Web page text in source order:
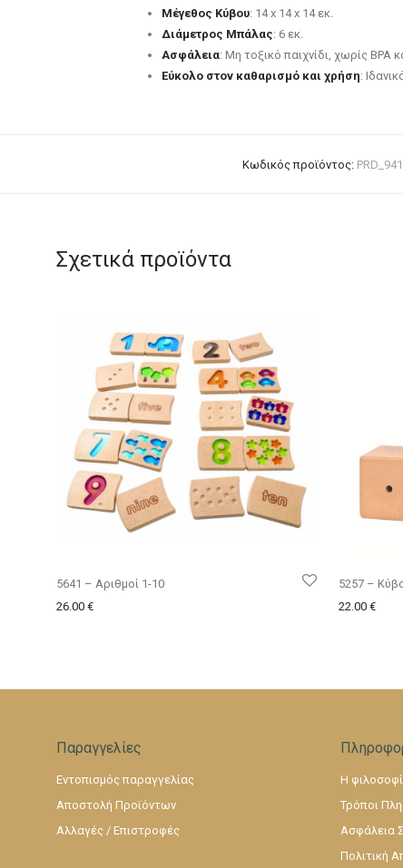
Μέγεθος Κύβου: 14 x 14 x 14 εκ.
Διάμετρος Μπάλας: 6 εκ.
Ασφάλεια: Μη τοξικό παιχνίδι, χωρίς BPA
Εύκολο στον καθαρισμό και χρήση:
Κωδικός προϊόντος:
Σχετικά προϊόντα
5641 – Αριθμοί 1-10
26.00 €
5257 –
22.00 €
Παραγγελίες
Εντοπισμός παραγγελίας
Αποστολή Προϊόντων
Αλλαγές / Επιστροφές
Η
Τρόποι
Ασφάλεια
Πολιτική